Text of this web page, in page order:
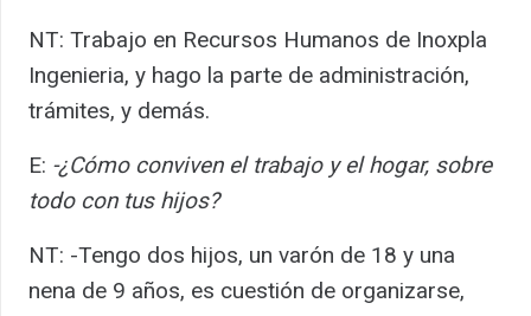
NT: Trabajo en Recursos Humanos de Inoxpla
Ingenieria, y hago la parte de administración,
trámites, y demás.
E: -¿Cómo conviven el trabajo y el hogar, sobre
todo con tus hijos?
NT: -Tengo dos hijos, un varón de 18 y una
nena de 9 años, es cuestión de organizarse,